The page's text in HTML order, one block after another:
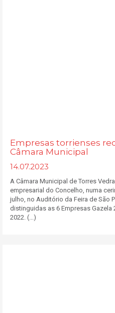
Empresas torrienses
Câmara Municipal
14.07.2023
A Câmara Municipal de Torres
empresarial do Concelho, numa
julho, no Auditório da Feira de São
distinguidas as 6 Empresas Gazela
2022. (...)